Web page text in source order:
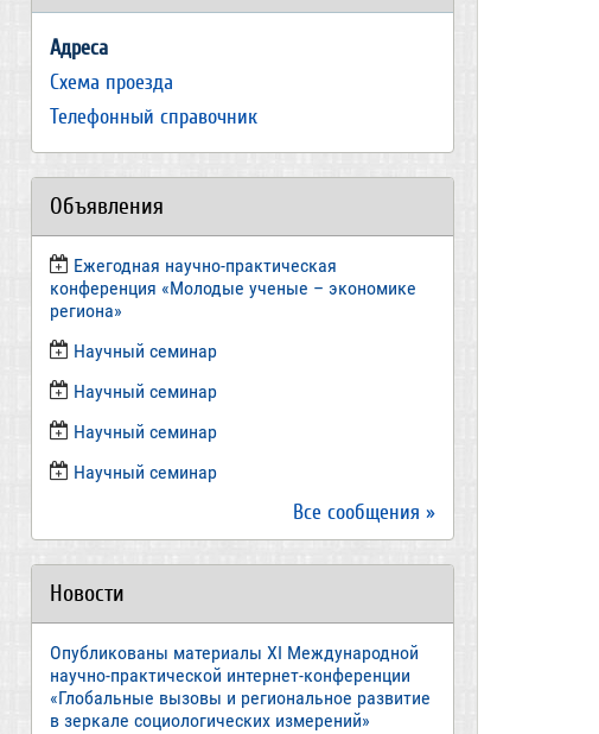
Адреса
Схема проезда
Телефонный справочник
Объявления
Ежегодная научно-практическая
конференция «Молодые ученые – экономике
региона»
​Научный семинар
​Научный семинар
Научный семинар
​Научный семинар
Все сообщения »
Новости
Опубликованы материалы XI Международной
научно-практической интернет-конференции
«Глобальные вызовы и региональное развитие
в зеркале социологических измерений»